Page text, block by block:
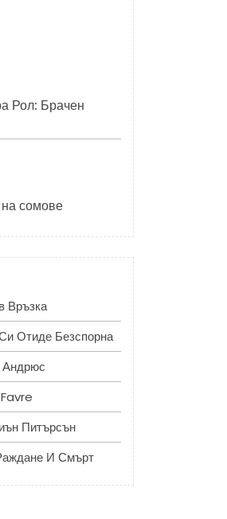
Рол: Брачен
сомове
Връзка
Отиде Безспорна
Андрюс
Питърсън
И Смърт